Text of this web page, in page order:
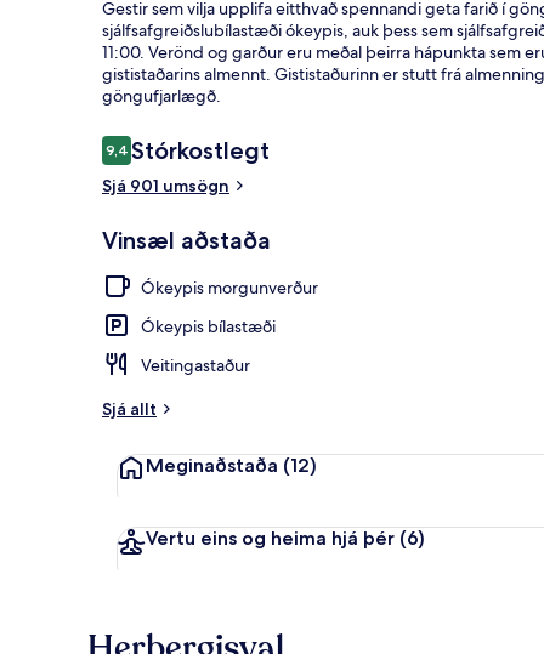
Gestir sem vilja upplifa eitthvað spennandi geta farið í
sjálfsafgreiðslubílastæði ókeypis, auk þess sem
11:00. Verönd og garður eru meðal þeirra hápunkta sem
gististaðarins almennt. Gististaðurinn er stutt frá
göngufjarlægð.
Umsagnir
9,49,4 af 10
Stórkostlegt
Sjá 901 umsögn
Vinsæl aðstaða
Ókeypis morgunverður
Ókeypis bílastæði
Veitingastaður
Sjá allt
Meginaðstaða (12)
Vertu eins og heima hjá þér (6)